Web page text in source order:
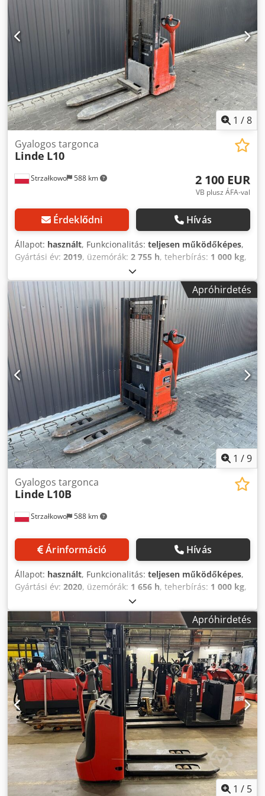
1 /8
Strzałkowo 588 km
Gyalogos targonca
Linde L10
2 100 EUR
VB plusz ÁFA-val
Érdeklődni Hívás
Állapot: használt, Funkcionalitás: teljesen működőképes,
Gyártási év: 2019, üzemórák: 2 755 h, teherbírás: 1 000 kg,
1 462 mm, üzemanyagtípus:
elektromos, oszlop típusa:simplex, építési magasság:
1 940 mm, hajtástípus:
, Vontatható targoncához
Oszloptípus: Mono Állapot: Használatra kész és teljesen
működőképes Dksdpfx Ahsy Si U Uo Dsr Műszaki állapot: jó
Akkumulátor feszültség: 24V
Apróhirdetés
1 /9
Strzałkowo 588 km
Gyalogos targonca
Linde L10B
Árinformáció Hívás
Állapot: használt, Funkcionalitás: teljesen működőképes,
Gyártási év: 2020, üzemórák: 1 656 h, teherbírás: 1 000 kg,
2 424 mm, üzemanyagtípus:
elektromos, oszlop típusa:simplex, építési magasság:
1 765 mm, hajtástípus:Elektro, Gyalogos rakodógép Árboc
típusa: Standard Állapot: használatra kész és teljesen
működőképes Műszaki állapot: jó Akkumulátor: 24V
Akkumulátor típusa: Lítium-ion Dkedpsy Hnfbefx Ah Djr
Apróhirdetés
1 / 5